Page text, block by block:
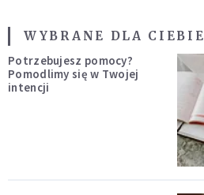
WYBRANE DLA CIEBIE
Potrzebujesz pomocy?
Pomodlimy się w Twojej
intencji